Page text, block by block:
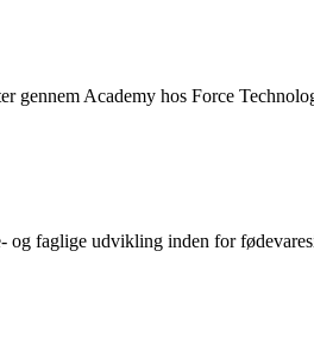
gennem Academy hos Force
og faglige udvikling inden for